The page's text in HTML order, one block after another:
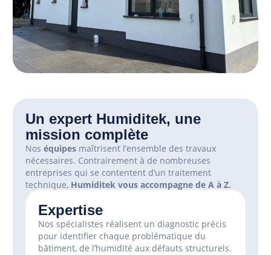
Un expert Humiditek, une
mission complète
Nos équipes maîtrisent l’ensemble des travaux
nécessaires. Contrairement à de nombreuses
entreprises qui se contentent d’un traitement
technique, Humiditek vous accompagne de A à Z.
Expertise
Nos spécialistes réalisent un diagnostic précis
pour identifier chaque problématique du
bâtiment, de l’humidité aux défauts structurels.